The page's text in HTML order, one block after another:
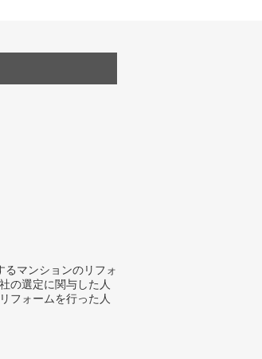
るマンションのリフォ
の選定に関与した人
フォームを行った人